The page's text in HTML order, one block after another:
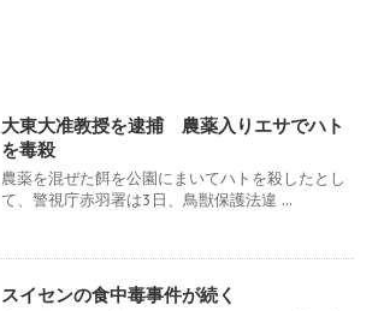
大東大准教授を逮捕 農薬入りエサでハト
を毒殺
農薬を混ぜた餌を公園にまいてハトを殺したとし
て、警視庁赤羽署は3日、鳥獣保護法違 ...
スイセンの食中毒事件が続く